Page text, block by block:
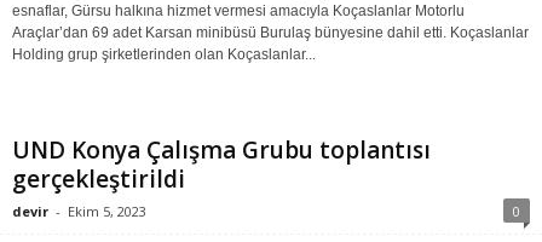
esnaflar, Gürsu halkına hizmet vermesi amacıyla Koçaslanlar Motorlu
Araçlar’dan 69 adet Karsan minibüsü Burulaş bünyesine dahil etti. Koçaslanlar
Holding grup şirketlerinden olan Koçaslanlar...
UND Konya Çalışma Grubu toplantısı
gerçekleştirildi
devir - Ekim 5, 2023 0